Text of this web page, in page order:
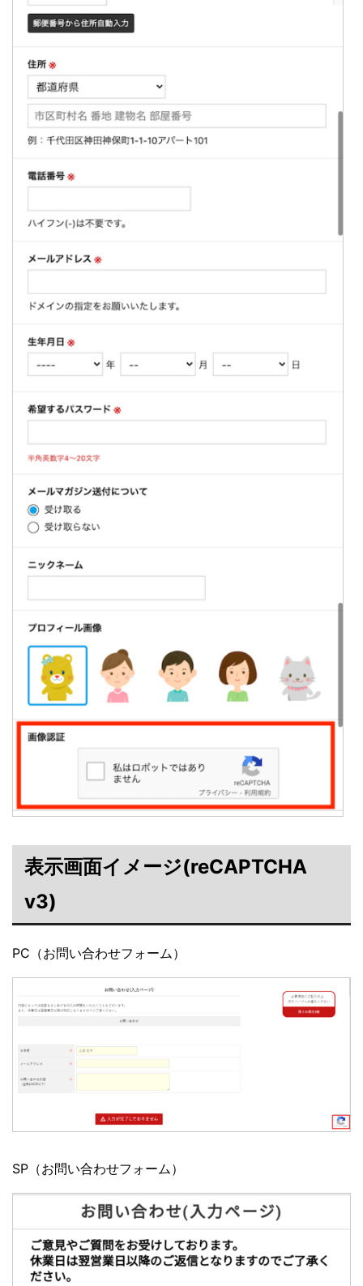
表示画面イメージ(reCAPTCHA
v3)
PC（お問い合わせフォーム）
SP（お問い合わせフォーム）